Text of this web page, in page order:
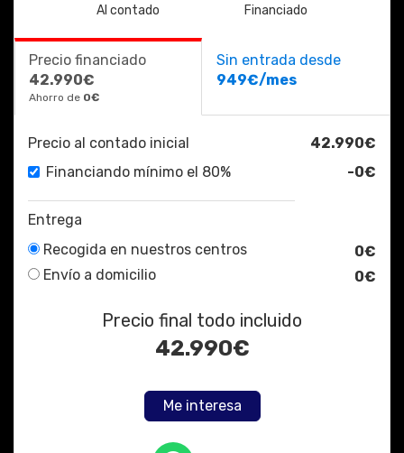
Al contado Financiado
Precio financiado
42.990€
Ahorro de 0€
Sin entrada desde
949€/mes
Precio al contado inicial
42.990€
Financiando mínimo el 80%
-0€
Entrega
Recogida en nuestros centros
0€
Envío a domicilio
0€
Precio final todo incluido
42.990€
Me interesa